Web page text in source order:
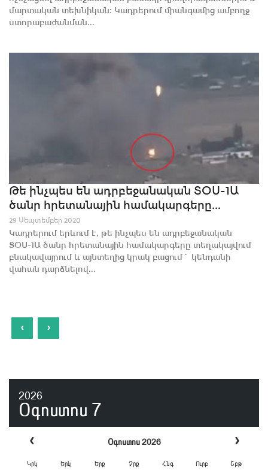
մարտական տեխնիկան։ Կադրերում միանգամից ամբողջ
ստորաբաժանման...
Թե ինչպես են ադրբեջանական ՏՕՍ-1Ա
ծանր հրետանային համակարգերը...
29 Սեպտեմբեր 2020
Կադրերում երևում է, թե ինչպես են ադրբեջանական
ՏՕՍ-1Ա ծանր հրետանային համակարգերը տեղակայվում
բնակավայրում և այնտեղից կրակ բացում` կենդանի
վահան դարձնելով...
‹ ›
2026
Օգոստոս 7
‹ Օգոստոս 2026 ›
Կրկ Երկ Երք Չրք Հնգ Ուրբ Շբթ